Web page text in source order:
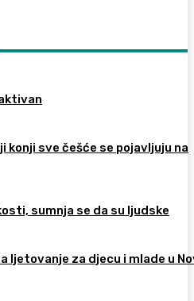
konji sve češće se pojavljuju na
sumnja se da su ljudske
ljetovanje za djecu i mlade u